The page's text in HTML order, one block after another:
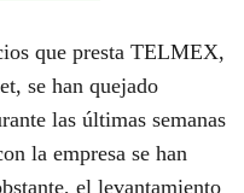
que presta TELMEX,
se han quejado
las últimas semanas
la empresa se han
el levantamiento